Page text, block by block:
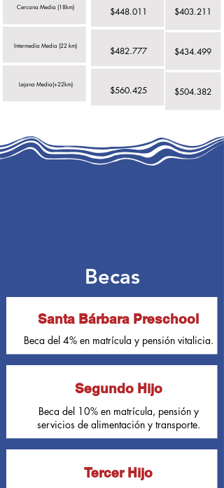
Cercana Media (18km)
Intermedia Media (22 km)
Lejana Media(+22km)
$448.011
$482.777
$560.425
$403.211
$434.499
$504.382
Becas
Santa Bárbara Preschool
Beca del 4% en matrícula y pensión vitalicia.
Segundo Hijo
Beca del 10% en matrícula, pensión y
servicios de alimentación y transporte.
Tercer Hijo